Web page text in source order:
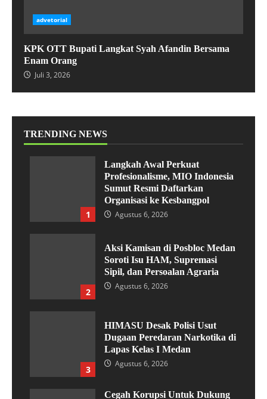
advetorial
KPK OTT Bupati Langkat Syah Afandin Bersama
Enam Orang
Juli 3, 2026
TRENDING NEWS
1
Langkah Awal Perkuat
Profesionalisme, MIO Indonesia
Sumut Resmi Daftarkan
Organisasi ke Kesbangpol
Agustus 6, 2026
2
Aksi Kamisan di Posbloc Medan
Soroti Isu HAM, Supremasi
Sipil, dan Persoalan Agraria
Agustus 6, 2026
3
HIMASU Desak Polisi Usut
Dugaan Peredaran Narkotika di
Lapas Kelas I Medan
Agustus 6, 2026
Cegah Korupsi Untuk Dukung